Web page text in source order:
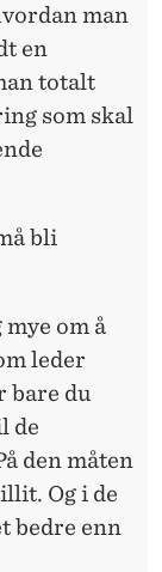
man
en
totalt
som skal
bli
om å
leder
bare du
de
den måten
Og i de
bedre enn